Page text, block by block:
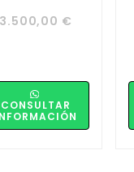
€
CONSULTAR